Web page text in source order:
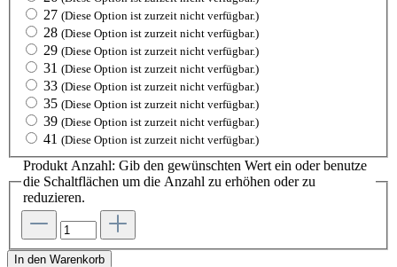
27 (Diese Option ist zurzeit nicht verfügbar.)
28 (Diese Option ist zurzeit nicht verfügbar.)
29 (Diese Option ist zurzeit nicht verfügbar.)
31 (Diese Option ist zurzeit nicht verfügbar.)
33 (Diese Option ist zurzeit nicht verfügbar.)
35 (Diese Option ist zurzeit nicht verfügbar.)
39 (Diese Option ist zurzeit nicht verfügbar.)
41 (Diese Option ist zurzeit nicht verfügbar.)
Produkt Anzahl: Gib den gewünschten Wert ein oder benutze
die Schaltflächen um die Anzahl zu erhöhen oder zu
reduzieren.
In den Warenkorb